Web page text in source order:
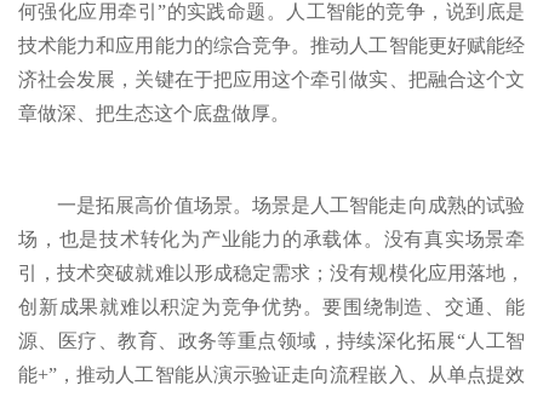
何强化应用牵引”的实践命题。人工智能的竞争，说到底是
技术能力和应用能力的综合竞争。推动人工智能更好赋能经
济社会发展，关键在于把应用这个牵引做实、把融合这个文
章做深、把生态这个底盘做厚。
一是拓展高价值场景。场景是人工智能走向成熟的试验
场，也是技术转化为产业能力的承载体。没有真实场景牵
引，技术突破就难以形成稳定需求；没有规模化应用落地，
创新成果就难以积淀为竞争优势。要围绕制造、交通、能
源、医疗、教育、政务等重点领域，持续深化拓展“人工智
能+”，推动人工智能从演示验证走向流程嵌入、从单点提效